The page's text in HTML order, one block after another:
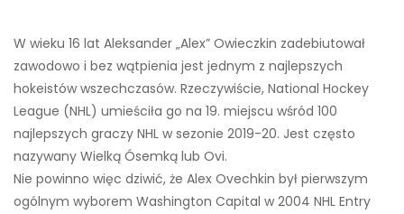
W wieku 16 lat Aleksander „Alex” Owieczkin zadebiutował
zawodowo i bez wątpienia jest jednym z najlepszych
hokeistów wszechczasów. Rzeczywiście, National Hockey
League (NHL) umieściła go na 19. miejscu wśród 100
najlepszych graczy NHL w sezonie 2019-20. Jest często
nazywany Wielką Ósemką lub Ovi.
Nie powinno więc dziwić, że Alex Ovechkin był pierwszym
ogólnym wyborem Washington Capital w 2004 NHL Entry